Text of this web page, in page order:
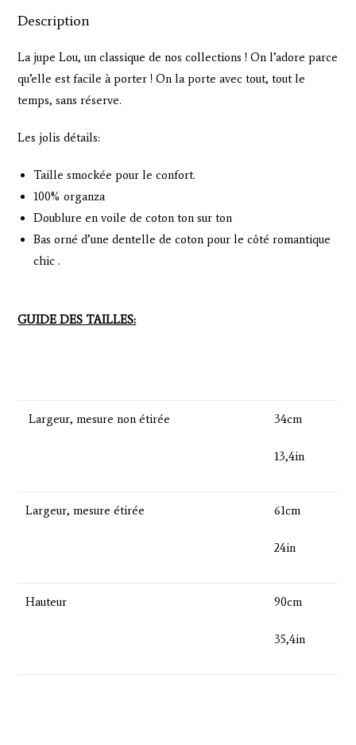
Description
La jupe Lou, un classique de nos collections ! On l’adore parce
qu’elle est facile à porter ! On la porte avec tout, tout le
temps, sans réserve.
Les jolis détails:
Taille smockée pour le confort.
100% organza
Doublure en voile de coton ton sur ton
Bas orné d’une dentelle de coton pour le côté romantique
chic .
GUIDE DES TAILLES:
Largeur, mesure non étirée 34cm
13,4in
Largeur, mesure étirée 61cm
24in
Hauteur 90cm
35,4in